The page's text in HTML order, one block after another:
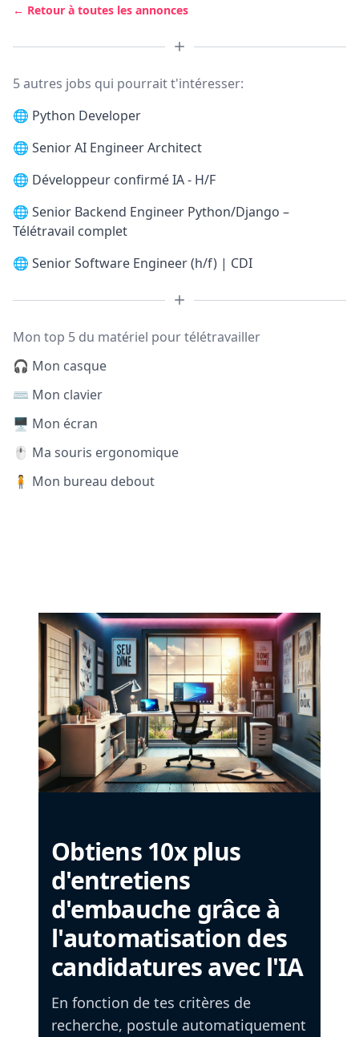
← Retour à toutes les annonces
5 autres jobs qui pourrait t'intéresser:
🌐 Python Developer
🌐 Senior AI Engineer Architect
🌐 Développeur confirmé IA - H/F
🌐 Senior Backend Engineer Python/Django –
Télétravail complet
🌐 Senior Software Engineer (h/f) | CDI
Mon top 5 du matériel pour télétravailler
🎧 Mon casque
⌨️ Mon clavier
🖥️ Mon écran
🖱️ Ma souris ergonomique
🧍 Mon bureau debout
Obtiens 10x plus
d'entretiens
d'embauche grâce à
l'automatisation des
candidatures avec l'IA
En fonction de tes critères de
recherche, postule automatiquement